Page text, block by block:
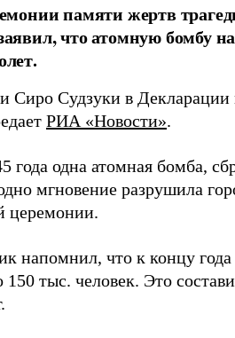
памяти жертв
что атомную бомбу
Сиро Судзуки в
РИА «Новости».
года одна атомная бомба,
мгновение разрушила
церемонии.
напомнил, что к концу
150 тыс. человек. Это